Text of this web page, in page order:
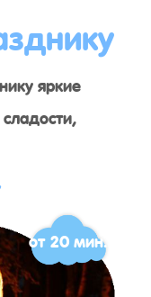
яркие
от 20 мин.